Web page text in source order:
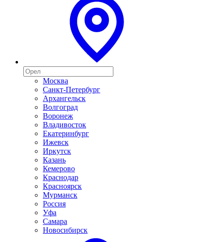
Москва
Санкт-Петербург
Архангельск
Волгоград
Воронеж
Владивосток
Екатеринбург
Ижевск
Иркутск
Казань
Кемерово
Краснодар
Красноярск
Мурманск
Россия
Уфа
Самара
Новосибирск